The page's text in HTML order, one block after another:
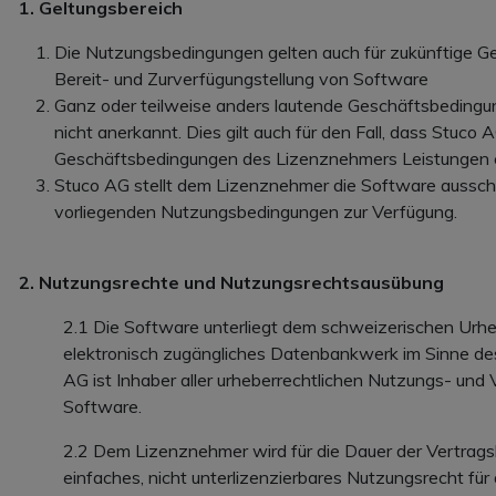
1. Geltungsbereich
Die Nutzungsbedingungen gelten auch für zukünftige
Bereit- und Zurverfügungstellung von Software
Ganz oder teilweise anders lautende
nicht anerkannt. Dies gilt auch für den Fall, dass Stuco
Geschäftsbedingungen des Lizenznehmers Leistungen
Stuco AG stellt dem Lizenznehmer die Software
vorliegenden Nutzungsbedingungen zur Verfügung.
2. Nutzungsrechte und Nutzungsrechtsausübung
2.1 Die Software unterliegt dem schweizerischen
elektronisch zugängliches Datenbankwerk im Sinne
AG ist Inhaber aller urheberrechtlichen Nutzungs-
Software.
2.2 Dem Lizenznehmer wird für die Dauer der
einfaches, nicht unterlizenzierbares Nutzungsrecht